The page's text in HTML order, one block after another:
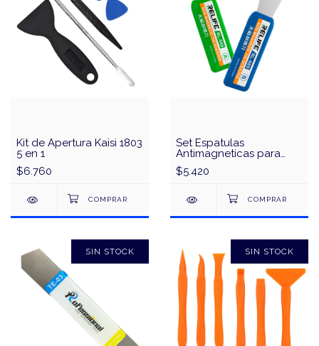
Kit de Apertura Kaisi 1803
5 en 1
$6.760
Set Espatulas
Antimagneticas para
Estaño Relife RL-089 - 2
en 1
$5.420
SIN STOCK SIN STOCK